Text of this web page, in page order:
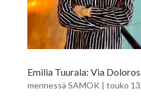
Emilia Tuurala: Via
mennessä SAMOK | touko